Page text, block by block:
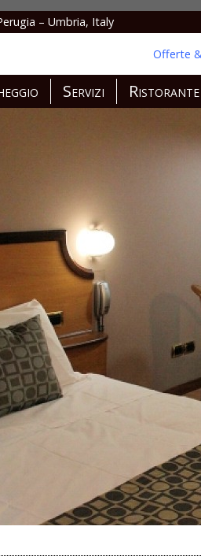
– Umbria, Italy
Offerte
Servizi Ristorante